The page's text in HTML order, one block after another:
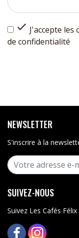
 J'accepte
de confidentialité
NEWSLETTER
S'inscrire à la
SUIVEZ-NOUS
Suivez Les Cafés
FACEBOOKINSTAGRAM